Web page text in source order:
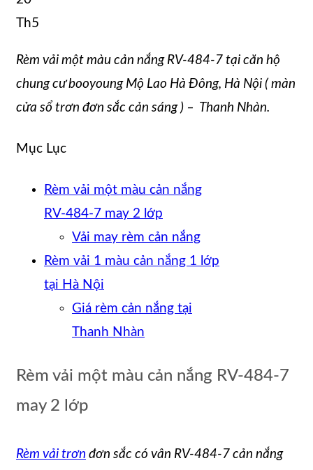
Th5
Rèm vải một màu cản nắng RV-484-7 tại căn hộ
chung cư booyoung Mộ Lao Hà Đông, Hà Nội ( màn
cửa sổ trơn đơn sắc cản sáng ) – Thanh Nhàn.
Mục Lục
Rèm vải một màu cản nắng
RV-484-7 may 2 lớp
Vải may rèm cản nắng
Rèm vải 1 màu cản nắng 1 lớp
tại Hà Nội
Giá rèm cản nắng tại
Thanh Nhàn
Rèm vải một màu cản nắng RV-484-7
may 2 lớp
Rèm vải trơn đơn sắc có vân RV-484-7 cản nắng